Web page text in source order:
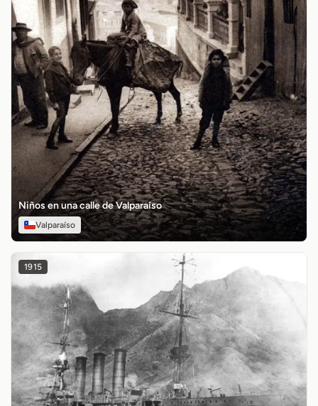
Niños en una calle de Valparaíso
Valparaíso
1915